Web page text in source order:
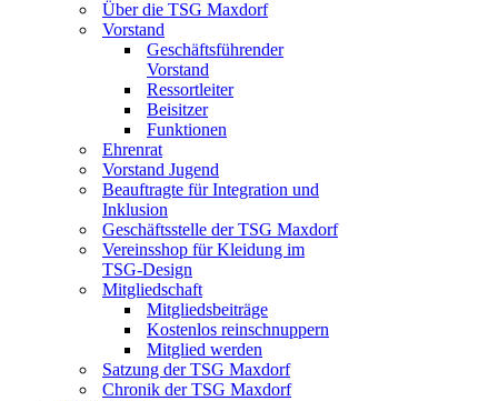
Über die TSG Maxdorf
Vorstand
Geschäftsführender
Vorstand
Ressortleiter
Beisitzer
Funktionen
Ehrenrat
Vorstand Jugend
Beauftragte für Integration und
Inklusion
Geschäftsstelle der TSG Maxdorf
Vereinsshop für Kleidung im
TSG-Design
Mitgliedschaft
Mitgliedsbeiträge
Kostenlos reinschnuppern
Mitglied werden
Satzung der TSG Maxdorf
Chronik der TSG Maxdorf